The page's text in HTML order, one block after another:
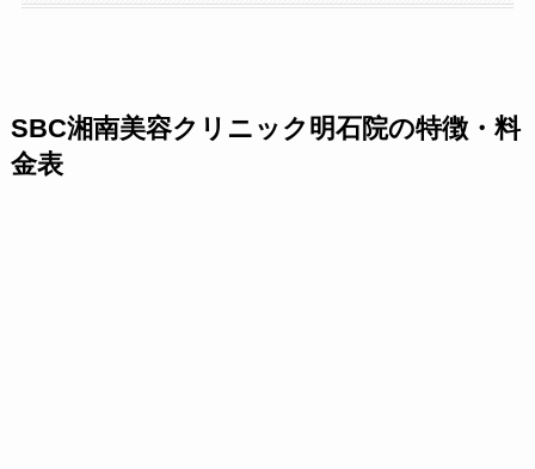
SBC湘南美容クリニック明石院の特徴・料
金表